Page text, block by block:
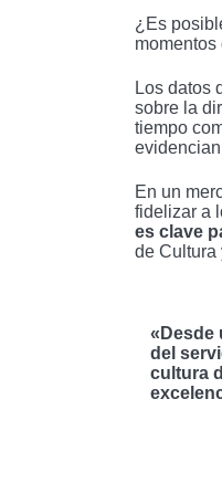
¿Es
Los datos
sobre la
tiempo
En un
fidelizar a
es clave
de Cultura
«Desde
del
cultura